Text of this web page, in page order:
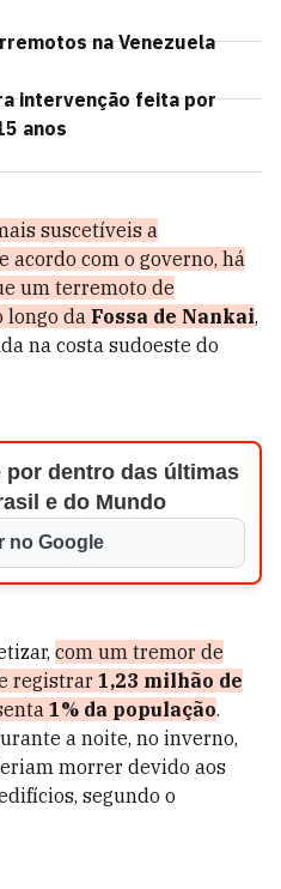
na Venezuela
intervenção feita por
anos
suscetíveis a
acordo com o governo, há
um terremoto de
longo da Fossa de Nankai,
na costa sudoeste do
por dentro das últimas
e do Mundo
no Google
com um tremor de
registrar 1,23 milhão de
1% da população.
a noite, no inverno,
morrer devido aos
segundo o